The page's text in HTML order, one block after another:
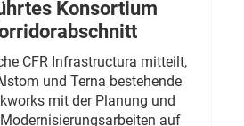
Konsortium
CFR Infrastructura mitteilt,
und Terna bestehende
mit der Planung und
auf